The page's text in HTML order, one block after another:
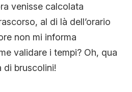
venisse calcolata
al di là dell’orario
non mi informa
validare i tempi? Oh, qua
di bruscolini!